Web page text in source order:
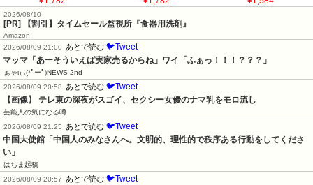
2026/08/10
[PR] 【割引】タイムセール監視所『食器用洗剤』
Amazon
2026/08/09 21:00
あとで読む 🐦Tweet
マッマ「あーそういえば実家売るからね」ワイ「ふぁっ！！！？？？」
ぁゃιぃ(*ﾟーﾟ)NEWS 2nd
2026/08/09 20:58
あとで読む 🐦Tweet
【画像】 テレ東の深夜がスゴイ、セクシー女優のナマ乳をモロ流し
芸能人の気になる噂
2026/08/09 21:25
あとで読む 🐦Tweet
中国大使館「中国人のみなさんへ。文明的、理性的で秩序ある行動をしてくださ
い」
はちま起稿
2026/08/09 20:57
あとで読む 🐦Tweet